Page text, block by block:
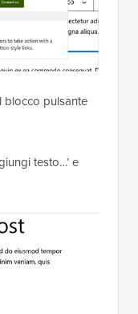
blocco pulsante
testo…’ e